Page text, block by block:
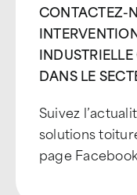
CONTACTEZ-
DANS LE
Suivez
solutions
page